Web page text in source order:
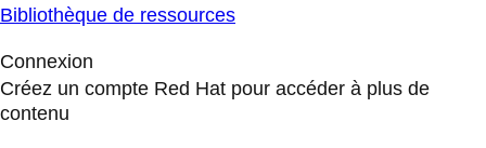
Bibliothèque de ressources
Connexion
Créez un compte Red Hat pour accéder à plus de
contenu